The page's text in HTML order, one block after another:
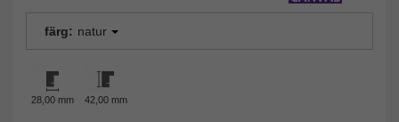
färg: natur
28,00 mm 42,00 mm